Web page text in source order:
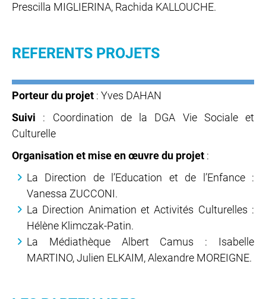
Prescilla MIGLIERINA, Rachida KALLOUCHE.
REFERENTS PROJETS
Porteur du projet : Yves DAHAN
Suivi : Coordination de la DGA Vie Sociale et
Culturelle
Organisation et mise en œuvre du projet :
La Direction de l’Education et de l’Enfance :
Vanessa ZUCCONI.
La Direction Animation et Activités Culturelles :
Hélène Klimczak-Patin.
La Médiathèque Albert Camus : Isabelle
MARTINO, Julien ELKAIM, Alexandre MOREIGNE.